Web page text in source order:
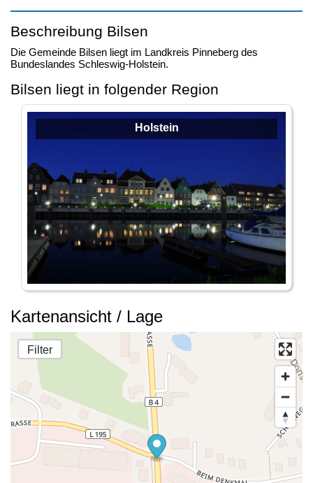
Beschreibung Bilsen
Die Gemeinde Bilsen liegt im Landkreis Pinneberg des
Bundeslandes Schleswig-Holstein.
Bilsen liegt in folgender Region
Holstein
Kartenansicht / Lage
Filter